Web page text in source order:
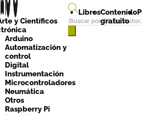
Búsqueda
de
y Científicos
Arduino
Automatización y
control
Digital
Instrumentación
Microcontroladores
Neumática
Otros
Raspberry Pi
LibrosContenido
gratuito